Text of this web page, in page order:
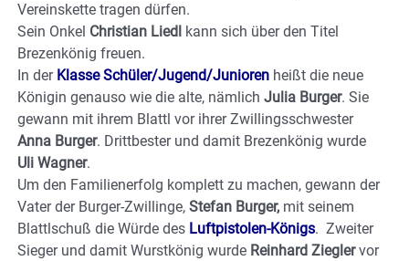
Vereinskette tragen dürfen.
Sein Onkel Christian Liedl
kann sich über den Titel
Brezenkönig freuen.
In der Klasse Schüler/Jugend/Junioren heißt die neue
Königin genauso wie die alte, nämlich Julia Burger. Sie
gewann mit ihrem Blattl vor ihrer Zwillingsschwester
Anna Burger. Drittbester und damit Brezenkönig wurde
Uli Wagner.
Um den Familienerfolg komplett zu machen, gewann der
Vater der Burger-Zwillinge, Stefan Burger, mit seinem
Blattlschuß die Würde des Luftpistolen-Königs. Zweiter
Sieger und damit Wurstkönig wurde Reinhard Zieglervor